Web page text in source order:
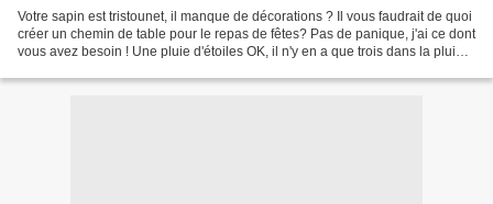
Votre sapin est tristounet, il manque de décorations ? Il vous faudrait de quoi
créer un chemin de table pour le repas de fêtes? Pas de panique, j'ai ce dont
vous avez besoin ! Une pluie d'étoiles OK, il n'y en a que trois dans la pluie,